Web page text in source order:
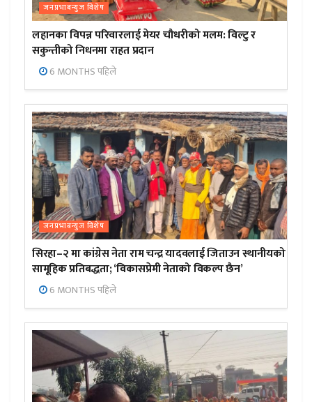
जनप्रभाबन्युज विशेष
लहानका विपन्न परिवारलाई मेयर चौधरीको मलम: विल्टु र
सकुन्तीको निधनमा राहत प्रदान
6 MONTHS पहिले
जनप्रभाबन्युज विशेष
सिरहा–२ मा कांग्रेस नेता राम चन्द्र यादवलाई जिताउन स्थानीयको
सामूहिक प्रतिबद्धता; ‘विकासप्रेमी नेताको विकल्प छैन’
6 MONTHS पहिले